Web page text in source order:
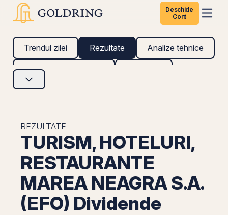
Deschide
Cont
Trendul zilei Rezultate Analize tehnice
Analize fundamentale
REZULTATE
TURISM, HOTELURI,
RESTAURANTE
MAREA NEAGRA S.A.
(EFO) Dividende